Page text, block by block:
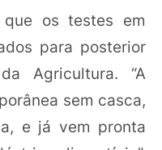
os testes em
para posterior
Agricultura. “A
sem casca,
e já vem pronta